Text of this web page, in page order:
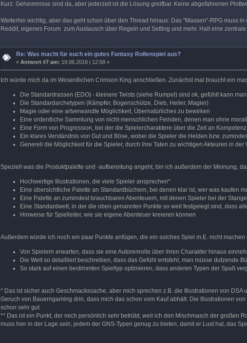
Kurz: Geheimnisse sind da, aber jederzeit ist die Lösung greifbar. Keine abgefahrenen
Weiterhin wichtig, aber das geht schon über den Thread hinaus: Das "Massen"-RPG muss
Reddit, eigenes Forum zum Austausch über Regeln und Setting und mehr. Halt eine
Re: Was macht für euch ein gutes Fantasy Rollenspiel aus?
«Antwort #7 am: 19.06.2019 | 12:58 »
Ich würde mich da im Wesentlichen Crimson King anschließen. Zunächst mal braucht ein
Die Standardrassen (EDO) - kleinere Twists (siehe Rumpel) sind ok, gefühlt kann
Die Standardarchetypen (Kämpfer, Bogenschütze, Dieb, Heiler, Magier)
Magie oder eine artverwandte Möglichkeit, Übernatürliches zu bewirken
Eine ordentliche Sammlung von nicht-menschlichen Feinden, denen man ohne
Eine Form von Progression, bei der die Spielercharaktere über die Zeit an
Ein klares Verständnis von Gut und Böse, wobei die Spieler die Helden bzw.
Generell die Möglichkeit für die Spieler, durch ihre Taten zu wichtigen Akteuren in der
Speziell was die Produktpalette und -aufbereitung angeht, bin ich außerdem der Meinung,
Hochwertige Illustrationen, die viele Spieler ansprechen*
Eine übersichtliche Palette an Standardbüchern, bei denen klar ist, wer was kaufen
Eine Palette an zumindest brauchbaren Abenteuern, mit denen Spieler bei der
Eine Standardwelt, in der die oben genannten Punkte so weit festgelegt sind, dass
Hinweise für Spielleiter, wie sie eigene Abenteuer kreieren können
Außerdem würde ich noch ein paar Punkte anfügen, die ein solches Spiel m.E. nicht machen
Von Spielern erwarten, dass sie eine Autorenrolle über ihren Charakter hinaus
Die Welt so detailliert beschreiben, dass das Gefühl entsteht, man müsse dutzende
So stark auf einen bestimmten Spieltyp optimieren, dass anderen Typen der Spaß
* Das ist sicher auch Geschmackssache, aber mich sprechen z.B. die Illustrationen von
Geruch von Bauerngaming drin, dass mich das schon vom Kauf abhält. Die Illustrationen
schon sehr gut
** Das ist ein Punkt, der mich persönlich sehr betrübt, weil ich den Mischmasch der großen
muss hier in der Lage sein, jedem der GNS-Typen genug zu bieten, damit er Lust hat, das